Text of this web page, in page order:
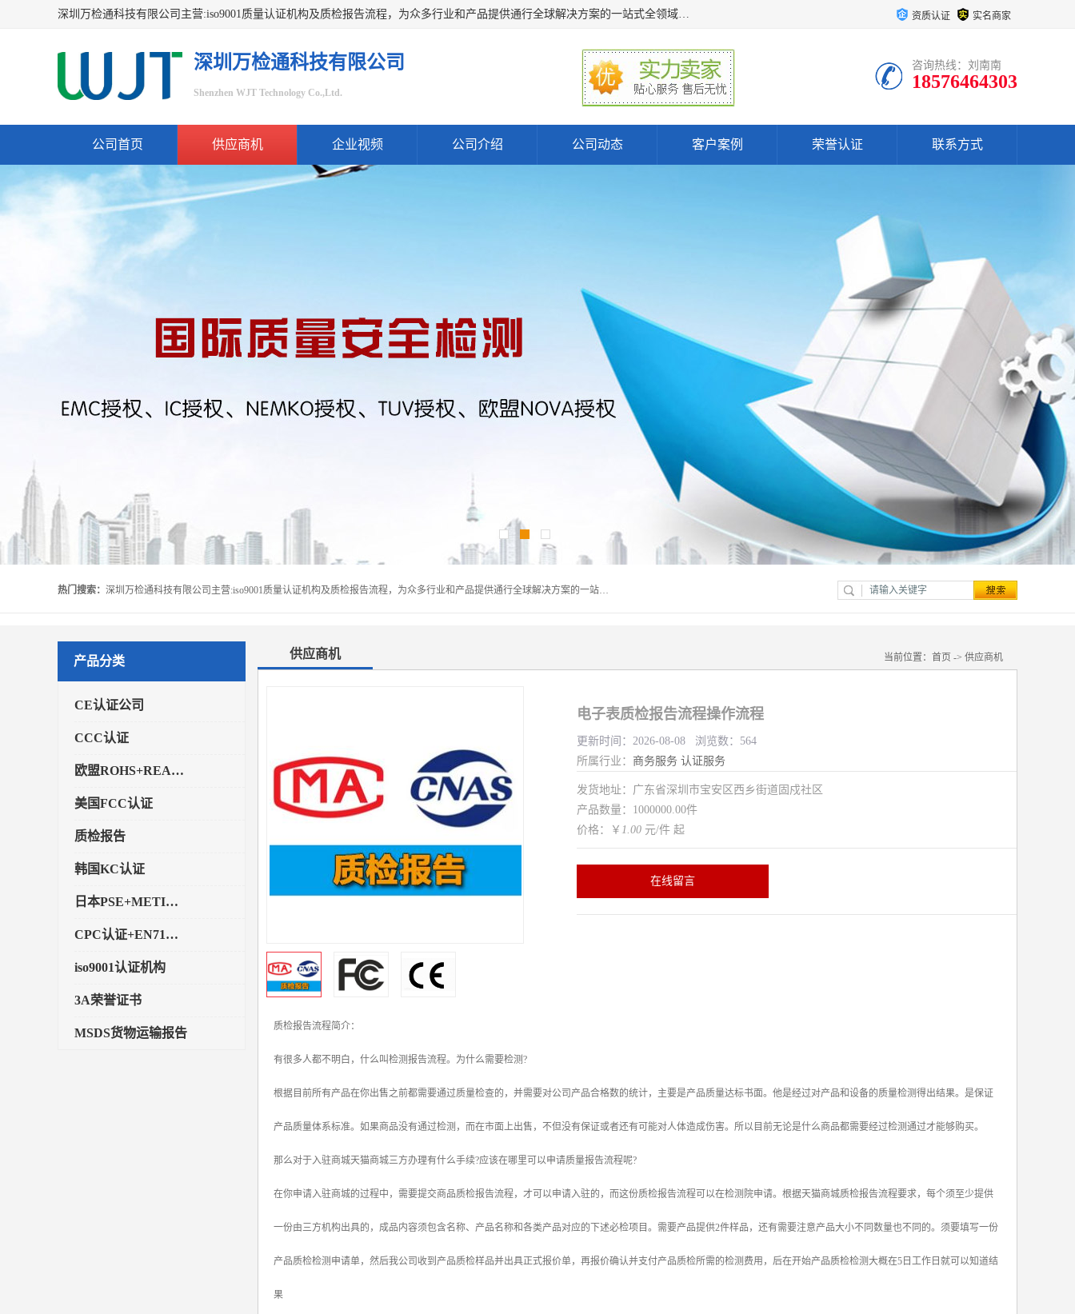
深圳万检通科技有限公司主营:iso9001质量认证机构及质检报告流程，为众多行业和产品提供通行全球解决方案的一站式全领域公共检测、鉴定、验货、srrc认证,质量检测认证及CE认证公司，帮助企业应对全球各种技术贸易壁垒，提升企业竞争优势，满足其对品质的高标准要求。 资质认证 实名商家
深圳万检通科技有限公司
Shenzhen WJT Technology Co.,Ltd.
咨询热线：刘南南
18576464303
公司首页 供应商机 企业视频 公司介绍 公司动态 客户案例 荣誉认证 联系方式
热门搜索： 深圳万检通科技有限公司主营:iso9001质量认证机构及质检报告流程，为众多行业和产品提供通行全球解决方案的一站式全领域公共检测、鉴定、验货、srrc认证,质量检测认证及CE认证公司，帮助企业应对全球各种技术贸易壁垒，提升企业竞争优势，满足其对品质的高标准要求。
产品分类
CE认证公司
CCC认证
欧盟ROHS+REACH认证
美国FCC认证
质检报告
韩国KC认证
日本PSE+METI备案
CPC认证+EN71玩具认证
iso9001认证机构
3A荣誉证书
MSDS货物运输报告
供应商机 当前位置： 首页 -> 供应商机
电子表质检报告流程操作流程
更新时间：2026-08-08 浏览数：564
所属行业： 商务服务 认证服务
发货地址：广东省深圳市宝安区西乡街道固戍社区
产品数量：1000000.00件
价格：￥ 1.00 元/件 起
在线留言
质检报告流程简介：
有很多人都不明白，什么叫检测报告流程。为什么需要检测?
根据目前所有产品在你出售之前都需要通过质量检查的，并需要对公司产品合格数的统计，主要是产品质量达标书面。他是经过对产品和设备的质量检测得出结果。是保证
产品质量体系标准。如果商品没有通过检测，而在市面上出售，不但没有保证或者还有可能对人体造成伤害。所以目前无论是什么商品都需要经过检测通过才能够购买。
那么对于入驻商城天猫商城三方办理有什么手续?应该在哪里可以申请质量报告流程呢?
在你申请入驻商城的过程中，需要提交商品质检报告流程，才可以申请入驻的，而这份质检报告流程可以在检测院申请。根据天猫商城质检报告流程要求，每个须至少提供
一份由三方机构出具的，成品内容须包含名称、产品名称和各类产品对应的下述必检项目。需要产品提供2件样品，还有需要注意产品大小不同数量也不同的。须要填写一份
产品质检检测申请单，然后我公司收到产品质检样品并出具正式报价单，再报价确认并支付产品质检所需的检测费用，后在开始产品质检检测大概在5日工作日就可以知道结
果